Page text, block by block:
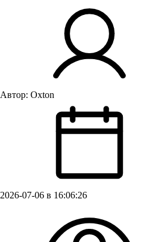
Автор: Oxton
2026-07-06 в 16:06:26